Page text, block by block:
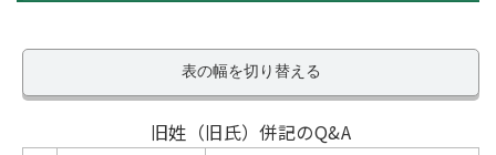
表の幅を切り替える
旧姓（旧氏）併記のQ&A